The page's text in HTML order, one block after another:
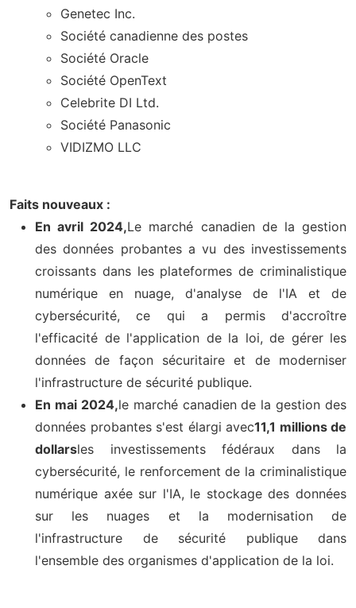
Genetec Inc.
Société canadienne des postes
Société Oracle
Société OpenText
Celebrite DI Ltd.
Société Panasonic
VIDIZMO LLC
Faits nouveaux :
En avril 2024,Le marché canadien de la gestion
des données probantes a vu des investissements
croissants dans les plateformes de criminalistique
numérique en nuage, d'analyse de l'IA et de
cybersécurité, ce qui a permis d'accroître
l'efficacité de l'application de la loi, de gérer les
données de façon sécuritaire et de moderniser
l'infrastructure de sécurité publique.
En mai 2024,le marché canadien de la gestion des
données probantes s'est élargi avec11,1 millions de
dollarsles investissements fédéraux dans la
cybersécurité, le renforcement de la criminalistique
numérique axée sur l'IA, le stockage des données
sur les nuages et la modernisation de
l'infrastructure de sécurité publique dans
l'ensemble des organismes d'application de la loi.